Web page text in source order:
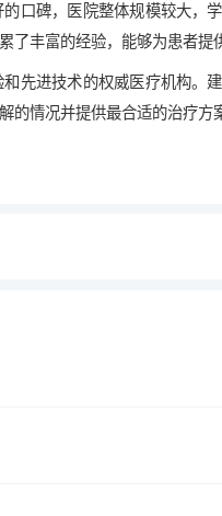
口碑，医院整体规模较大，
丰富的经验，能够为患者提
先进技术的权威医疗机构。
的情况并提供最合适的治疗方